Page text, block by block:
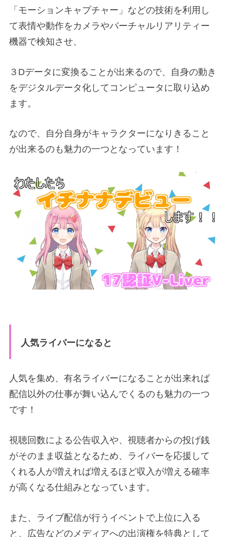
「モーションキャプチャー」などの技術を利用し
て表情や動作をカメラやバーチャルリアリティー
機器で検知させ、
３Dデータに変換ることが出来るので、自身の動き
をデジタルデータ化してコンピュータに取り込め
ます。
なので、自分自身がキャラクターになりきること
が出来るのも魅力の一つとなっています！
人気ライバーになると
人気を集め、有名ライバーになることが出来れば
配信以外の仕事が舞い込んでくるのも魅力の一つ
です！
視聴回数による公告収入や、視聴者からの投げ銭
がそのまま収益となるため、ライバーを応援して
くれる人が増えれば増えるほど収入が増える確率
が高くなる仕組みとなっています。
また、ライブ配信が行うイベントで上位に入る
と、広告などのメディアへの出演権を特典として